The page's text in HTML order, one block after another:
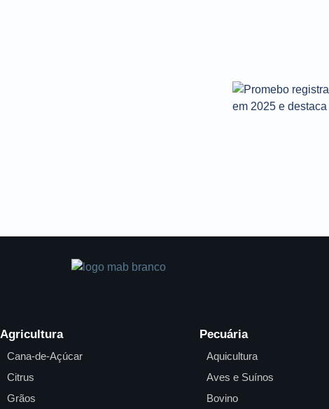
Agricultura
Cana-de-Açúcar
Citrus
Grãos
Pecuária
Aquicultura
Aves e Suínos
Bovino